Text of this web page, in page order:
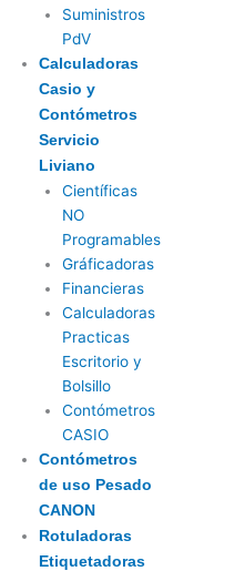
Suministros
PdV
Calculadoras
Casio y
Contómetros
Servicio
Liviano
Científicas
NO
Programables
Gráficadoras
Financieras
Calculadoras
Practicas
Escritorio y
Bolsillo
Contómetros
CASIO
Contómetros
de uso Pesado
CANON
Rotuladoras
Etiquetadoras